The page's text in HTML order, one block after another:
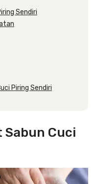
Sendiri
Piring Sendiri
Cuci